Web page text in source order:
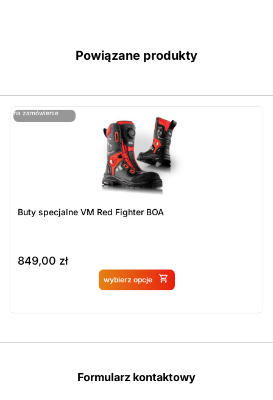
Powiązane produkty
na zamówienie
ostatnie sztuki
Buty specjalne VM Red Fighter BOA
849,00 zł
wybierz opcje
Produkt dostępny na
Formularz kontaktowy